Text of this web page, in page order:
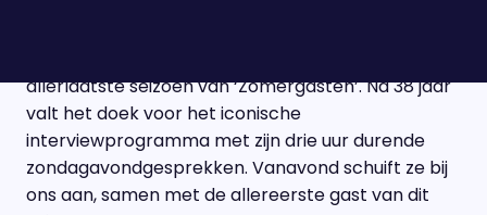
allerlaatste seizoen van ‘Zomergasten’. Na 38 jaar
valt het doek voor het iconische
interviewprogramma met zijn drie uur durende
zondagavondgesprekken. Vanavond schuift ze bij
ons aan, samen met de allereerste gast van dit